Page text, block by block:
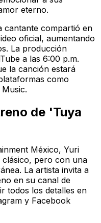
eterno.
cantante compartió en
oficial, aumentando
La producción
a las 6:00 p.m.
la canción estará
como
de 'Tuya
México, Yuri
clásico, pero con una
La artista invita a
en su canal de
todos los detalles en
y Facebook